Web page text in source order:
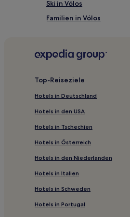
Ski in Vólos
Familien in Vólos
Günstige in Koukounaries
Haustierfreundliche in
Haustierfreundliche in
Hotels mit Parkplatz in
Lgbtqia-Freundliche
Günstige in Magnesia
Luxus nahe
Hotels mit Parkplatz in
Top-Reiseziele
Hotels in Deutschland
Hotels in den USA
Hotels in Tschechien
Hotels in Österreich
Hotels in den Niederlanden
Hotels in Italien
Hotels in Schweden
Hotels in Portugal